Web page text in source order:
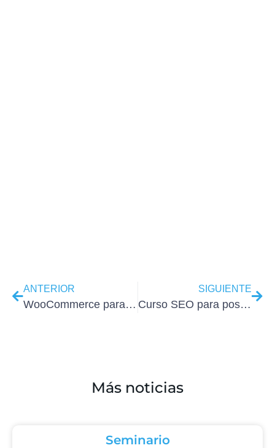
ANTERIOR
WooCommerce para WordPress en un curso muy completo
SIGUIENTE
Curso SEO para posicionar tus proyectos WordPress en Madrid
Más noticias
Seminario